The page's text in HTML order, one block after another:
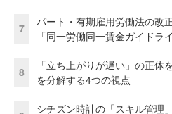
7
パート・有期雇用労働法の改
「同一労働同一賃金ガイドラ
8
「立ち上がりが遅い」の正
を分解する4つの視点
シチズン時計の「スキル管